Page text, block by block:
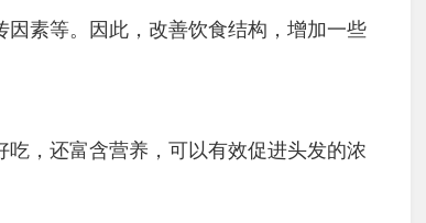
素等。因此，改善饮食结构，增加一些
，还富含营养，可以有效促进头发的浓